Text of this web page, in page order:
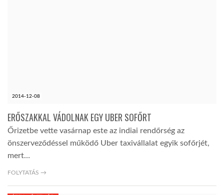
2014-12-08
ERŐSZAKKAL VÁDOLNAK EGY UBER SOFŐRT
Őrizetbe vette vasárnap este az indiai rendőrség az
önszerveződéssel működő Uber taxivállalat egyik sofőrjét,
mert…
FOLYTATÁS →